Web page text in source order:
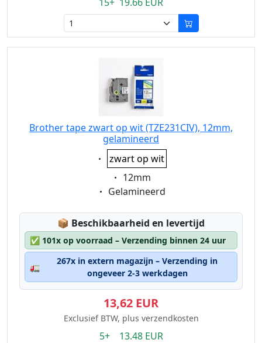
Brother tape zwart op wit (TZE231CIV), 12mm,
gelamineerd
Eigenschaft:
zwart op wit
Eigenschaft:
12mm
Eigenschaft:
Gelamineerd
📦 Lagerstatus:
Beschikbaarheid en levertijd
✅ 101x op voorraad – Verzending binnen 24 uur
🚛
267x in extern magazijn – Verzending in
ongeveer 2-3 werkdagen
13,62 EUR
Exclusief BTW, plus verzendkosten
5+ 13.48 EUR